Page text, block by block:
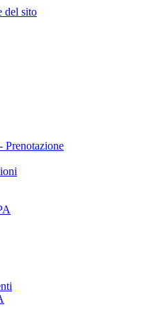
del sito
Prenotazione